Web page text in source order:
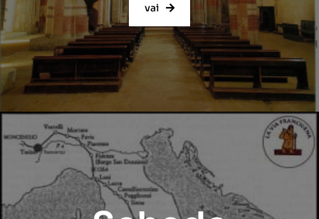
vai